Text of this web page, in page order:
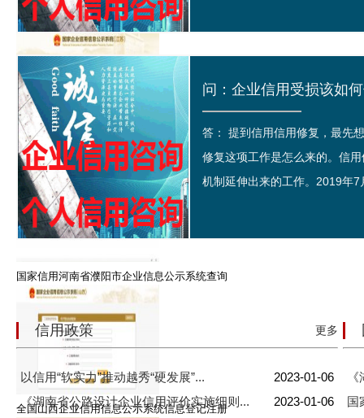
广东省东莞市企业信用信息公示系统查询
江苏省盐城市企业信用信息公示系统查询
国家信用河南省濮阳市企业信息公示系统查询
全国山西企业信用信息公示系统信息登记注册
答： 提到信用信用修复，最先
修复这项工作是怎么来的。信
机制延伸出来的工作。2019年7
信用政策 更多
以信用“软实力”推动越秀“硬发展”...
2023-01-06
《湖南省公路设计企业信用评价实施细则...
2023-01-06
国